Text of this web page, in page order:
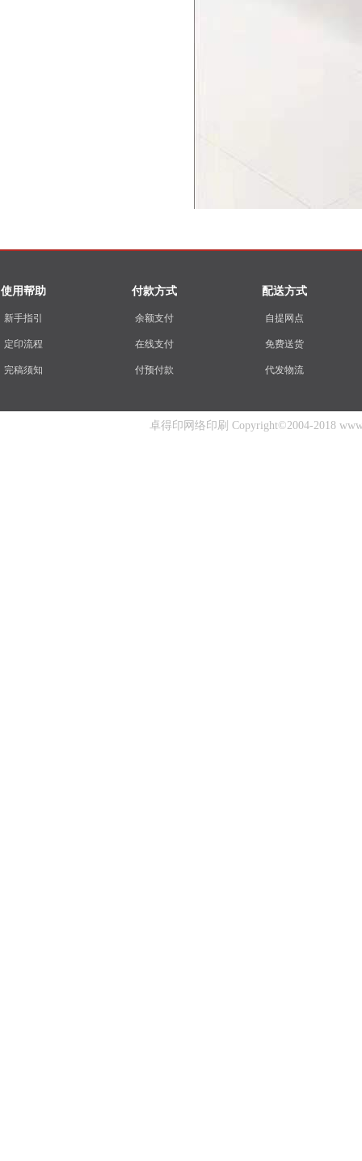
使用帮助
新手指引
定印流程
完稿须知
付款方式
余额支付
在线支付
付预付款
配送方式
自提网点
免费送货
代发物流
卓得印网络印刷 Copyright©2004-2018